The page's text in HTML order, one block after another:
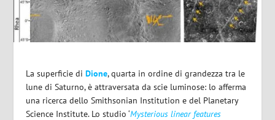
La superficie diDione, quarta in ordine di grandezza tra le
lune di Saturno, è attraversata da scie luminose: lo afferma
una ricerca dello Smithsonian Institution e del Planetary
Science Institute. Lo studio ‘Mysterious linear features